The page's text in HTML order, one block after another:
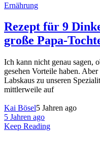
Ernährung
Rezept für 9
große Papa-
Ich kann nicht genau sagen,
gesehen Vorteile haben.
Labskaus zu unseren
mittlerweile auf
Kai Bösel5 Jahren ago
5 Jahren ago
Keep Reading